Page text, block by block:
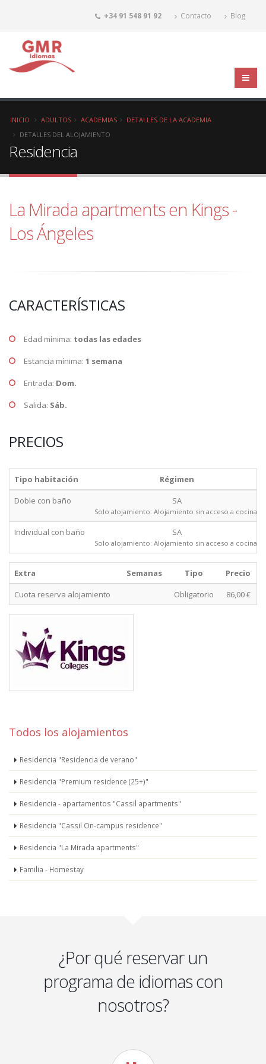
+34 91 548 91 92 Contacto Blog
INICIO ADULTOS ACADEMIAS
DETALLES DE LA ACADEMIA
DETALLES DEL ALOJAMIENTO
Residencia
La Mirada apartments en Kings -
Los Ángeles
CARACTERÍSTICAS
Edad mínima: todas las edades
Estancia mínima: 1 semana
Entrada: Dom.
Salida: Sáb.
PRECIOS
Tipo habitación
Régimen
Doble con baño
SA
Solo alojamiento: Alojamiento sin acceso a cocina.
Individual con baño SA
Solo alojamiento: Alojamiento sin acceso a cocina.
Extra Semanas Tipo
Precio
Cuota reserva alojamiento
Obligatorio 86,00 €
Todos los alojamientos
Residencia "Residencia de verano"
Residencia "Premium residence (25+)"
Residencia - apartamentos "Cassil apartments"
Residencia "Cassil On-campus residence"
Residencia "La Mirada apartments"
Familia - Homestay
¿Por qué reservar un
programa de idiomas con
nosotros?